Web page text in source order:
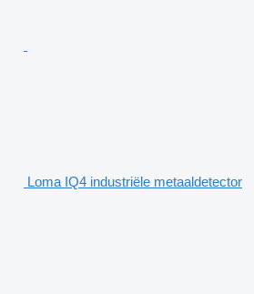
Loma IQ4 industriële metaaldetector